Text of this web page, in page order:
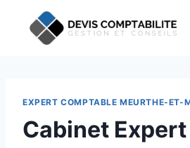
contenu
EXPERT COMPTABLE MEURTHE-ET-
Cabinet Expert